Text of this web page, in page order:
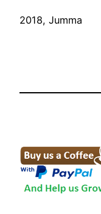
2018, Jumma